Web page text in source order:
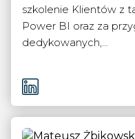
szkolenie Klientów z
Power BI oraz za
dedykowanych,...